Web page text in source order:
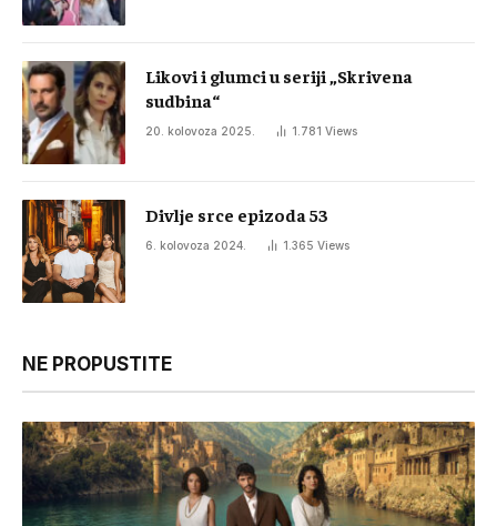
Likovi i glumci u seriji „Skrivena
sudbina“
20. kolovoza 2025. 1.781 Views
Divlje srce epizoda 53
6. kolovoza 2024. 1.365 Views
NE PROPUSTITE